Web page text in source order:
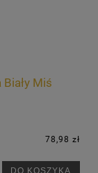
Miś
78,98 zł
DO KOSZYKA